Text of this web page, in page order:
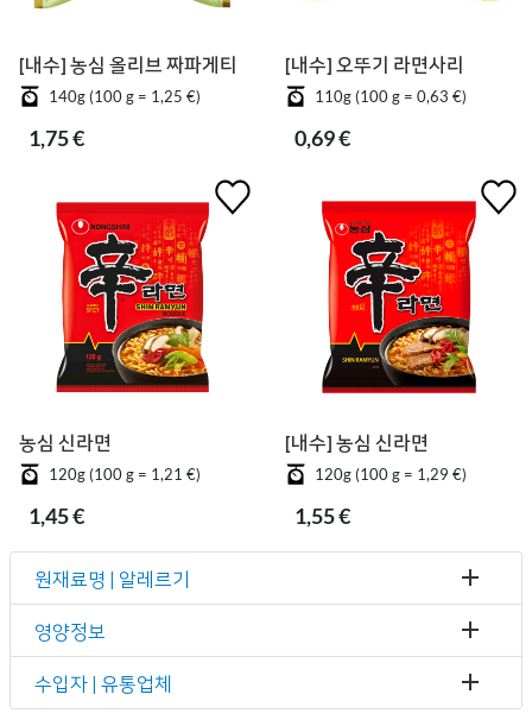
[내수] 농심 올리브 짜파게티
140g (100 g = 1,25 €)
1,75 €
[내수] 오뚜기 라면사리
110g (100 g = 0,63 €)
0,69 €
농심 신라면
120g (100 g = 1,21 €)
1,45 €
[내수] 농심 신라면
120g (100 g = 1,29 €)
1,55 €
원재료명 | 알레르기
영양정보
수입자 | 유통업체